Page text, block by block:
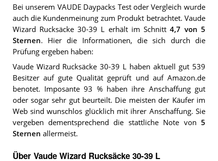
Bei unserem VAUDE Daypacks Test oder Vergleich wurde
auch die Kundenmeinung zum Produkt betrachtet. Vaude
Wizard Rucksäcke 30-39 L erhält im Schnitt4,7 von 5
Sternen. Hier die Informationen, die sich durch die
Prüfung ergeben haben:
Vaude Wizard Rucksäcke 30-39 L haben aktuell gut 539
Besitzer auf gute Qualität geprüft und auf Amazon.de
benotet. Imposante 93 % haben ihre Anschaffung gut
oder sogar sehr gut beurteilt. Die meisten der Käufer im
Web sind wunschlos glücklich mit ihrer Anschaffung. Sie
vergeben dementsprechend die stattliche Note von 5
Sternen allermeist.
Über Vaude Wizard Rucksäcke 30-39 L